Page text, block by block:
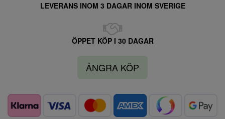
LEVERANS INOM 3 DAGAR INOM SVERIGE
ÖPPET KÖP I 30 DAGAR
ÅNGRA KÖP